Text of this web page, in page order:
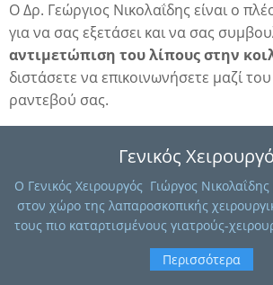
ΟΔρ. Γεώργιος Νικολαΐδης είναι ο
για να σας εξετάσει και να σας
αντιμετώπιση του λίπους στην
διστάσετε ναεπικοινωνήσετε μαζί
ραντεβού σας.
Γενικός
O Γενικός Χειρουργός Γιώργος
στον χώρο της λαπαροσκοπικής
τους πιο καταρτισμένους γιατρούς-
Περισσότερα